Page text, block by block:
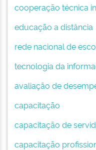
cooperação técnica
educação a distância
rede nacional de
tecnologia da
avaliação de
capacitação
capacitação de
capacitação